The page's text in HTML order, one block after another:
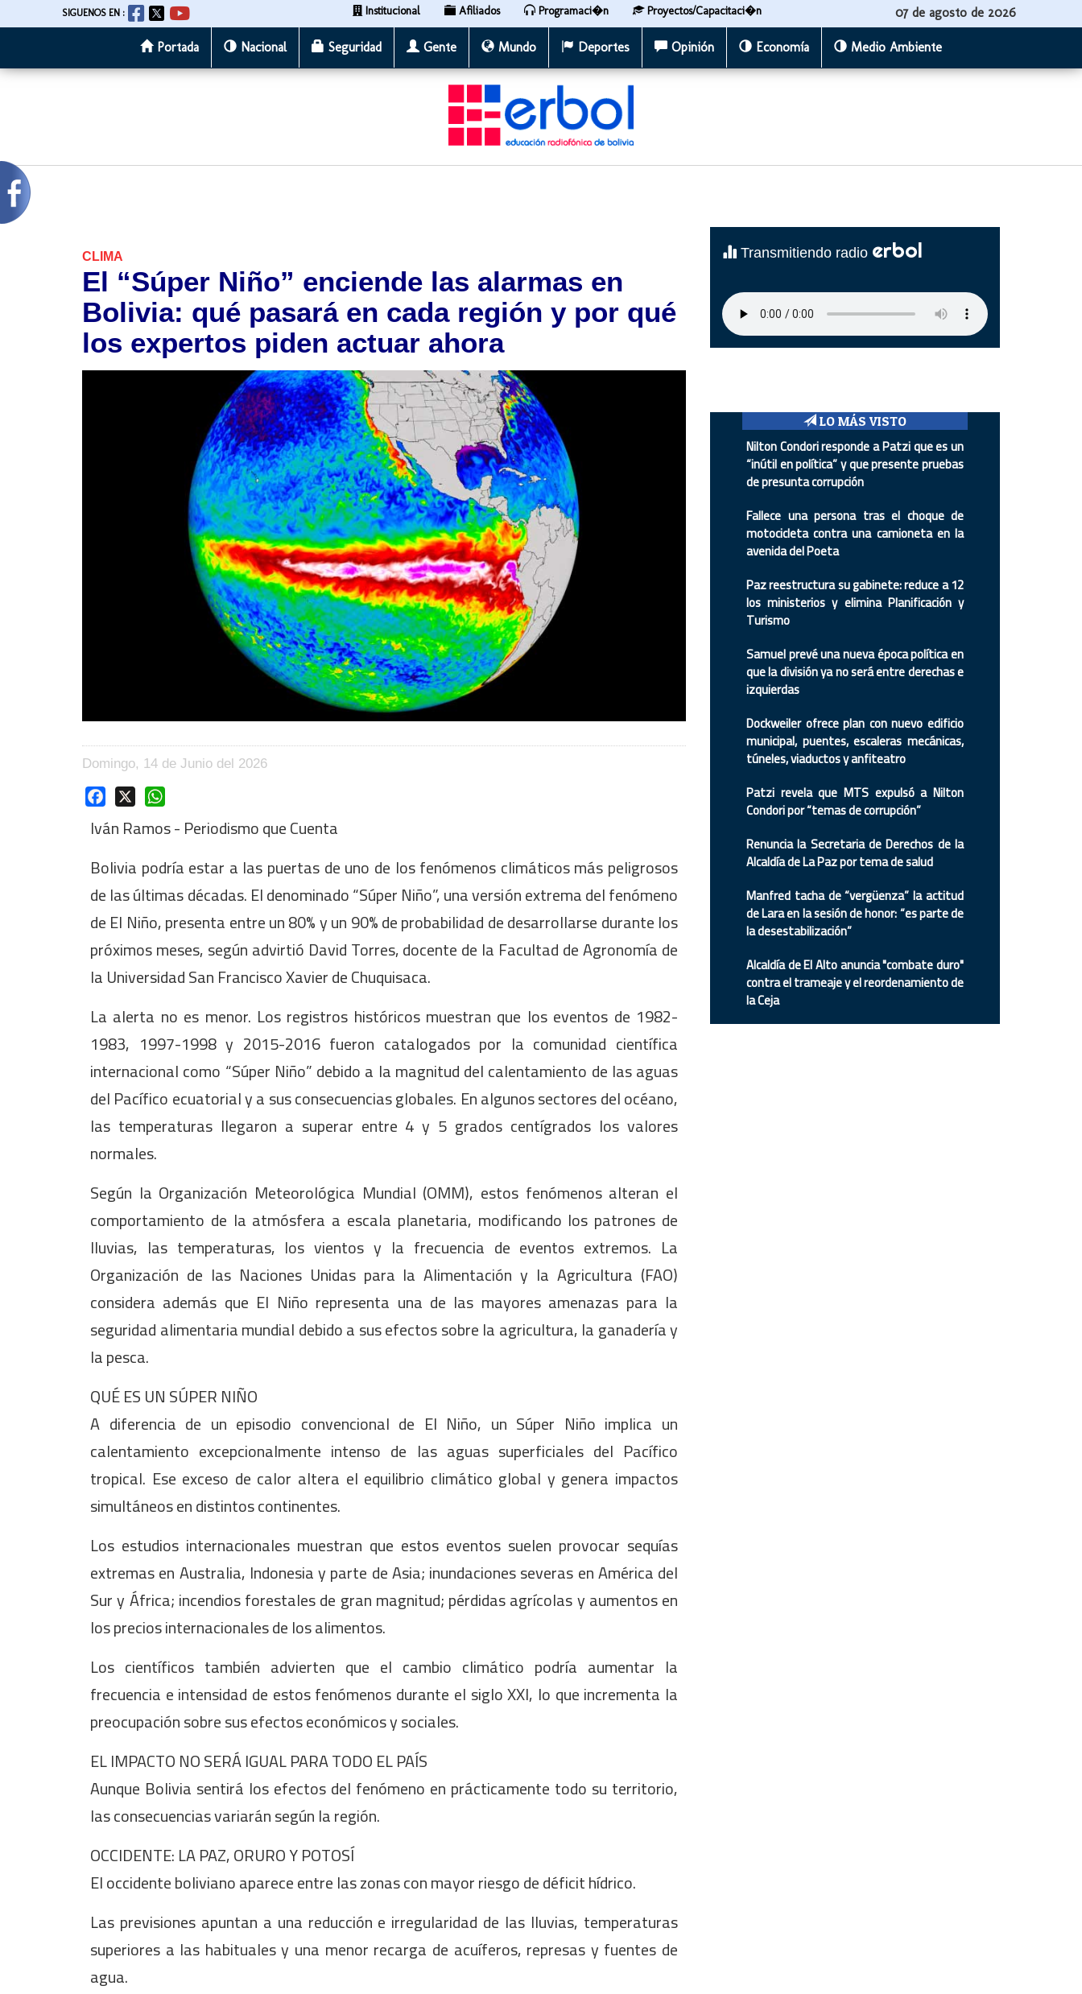
al
SIGUENOS EN : Institucional Afiliados Programaci�n Proyectos/Capacitaci�n 07 de agosto de 2026
Portada Nacional Seguridad Gente Mundo Deportes Opinión Economía Medio Ambiente
CLIMA
El “Súper Niño” enciende las alarmas en
Bolivia: qué pasará en cada región y por qué
los expertos piden actuar ahora
Domingo, 14 de Junio del 2026
Facebook
Iván Ramos - Periodismo que Cuenta
Bolivia podría estar a las puertas de uno de los fenómenos climáticos más peligrosos
de las últimas décadas. El denominado “Súper Niño”, una versión extrema del fenómeno
de El Niño, presenta entre un 80% y un 90% de probabilidad de desarrollarse durante los
próximos meses, según advirtió David Torres, docente de la Facultad de Agronomía de
la Universidad San Francisco Xavier de Chuquisaca.
La alerta no es menor. Los registros históricos muestran que los eventos de 1982-
1983, 1997-1998 y 2015-2016 fueron catalogados por la comunidad científica
internacional como “Súper Niño” debido a la magnitud del calentamiento de las aguas
del Pacífico ecuatorial y a sus consecuencias globales. En algunos sectores del océano,
las temperaturas llegaron a superar entre 4 y 5 grados centígrados los valores
normales.
Según la Organización Meteorológica Mundial (OMM), estos fenómenos alteran el
comportamiento de la atmósfera a escala planetaria, modificando los patrones de
lluvias, las temperaturas, los vientos y la frecuencia de eventos extremos. La
Organización de las Naciones Unidas para la Alimentación y la Agricultura (FAO)
considera además que El Niño representa una de las mayores amenazas para la
seguridad alimentaria mundial debido a sus efectos sobre la agricultura, la ganadería y
la pesca.
QUÉ ES UN SÚPER NIÑO
A diferencia de un episodio convencional de El Niño, un Súper Niño implica un
calentamiento excepcionalmente intenso de las aguas superficiales del Pacífico
tropical. Ese exceso de calor altera el equilibrio climático global y genera impactos
simultáneos en distintos continentes.
Los estudios internacionales muestran que estos eventos suelen provocar sequías
extremas en Australia, Indonesia y parte de Asia; inundaciones severas en América del
Sur y África; incendios forestales de gran magnitud; pérdidas agrícolas y aumentos en
los precios internacionales de los alimentos.
Los científicos también advierten que el cambio climático podría aumentar la
frecuencia e intensidad de estos fenómenos durante el siglo XXI, lo que incrementa la
preocupación sobre sus efectos económicos y sociales.
EL IMPACTO NO SERÁ IGUAL PARA TODO EL PAÍS
Aunque Bolivia sentirá los efectos del fenómeno en prácticamente todo su territorio,
las consecuencias variarán según la región.
OCCIDENTE: LA PAZ, ORURO Y POTOSÍ
El occidente boliviano aparece entre las zonas con mayor riesgo de déficit hídrico.
Las previsiones apuntan a una reducción e irregularidad de las lluvias, temperaturas
superiores a las habituales y una menor recarga de acuíferos, represas y fuentes de
agua.
Transmitiendo radio erbol
LO MÁS VISTO
Nilton Condori responde a Patzi que es un
“inútil en política” y que presente pruebas
de presunta corrupción
Fallece una persona tras el choque de
motocicleta contra una camioneta en la
avenida del Poeta
Paz reestructura su gabinete: reduce a 12
los ministerios y elimina Planificación y
Turismo
Samuel prevé una nueva época política en
que la división ya no será entre derechas e
izquierdas
Dockweiler ofrece plan con nuevo edificio
municipal, puentes, escaleras mecánicas,
túneles, viaductos y anfiteatro
Patzi revela que MTS expulsó a Nilton
Condori por “temas de corrupción”
Renuncia la Secretaria de Derechos de la
Alcaldía de La Paz por tema de salud
Manfred tacha de “vergüenza” la actitud
de Lara en la sesión de honor: “es parte de
la desestabilización”
Alcaldía de El Alto anuncia "combate duro"
contra el trameaje y el reordenamiento de
la Ceja